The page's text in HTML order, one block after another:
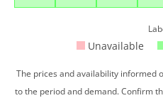
Unavailable
The prices and availability informed
to the period and demand. Confirm